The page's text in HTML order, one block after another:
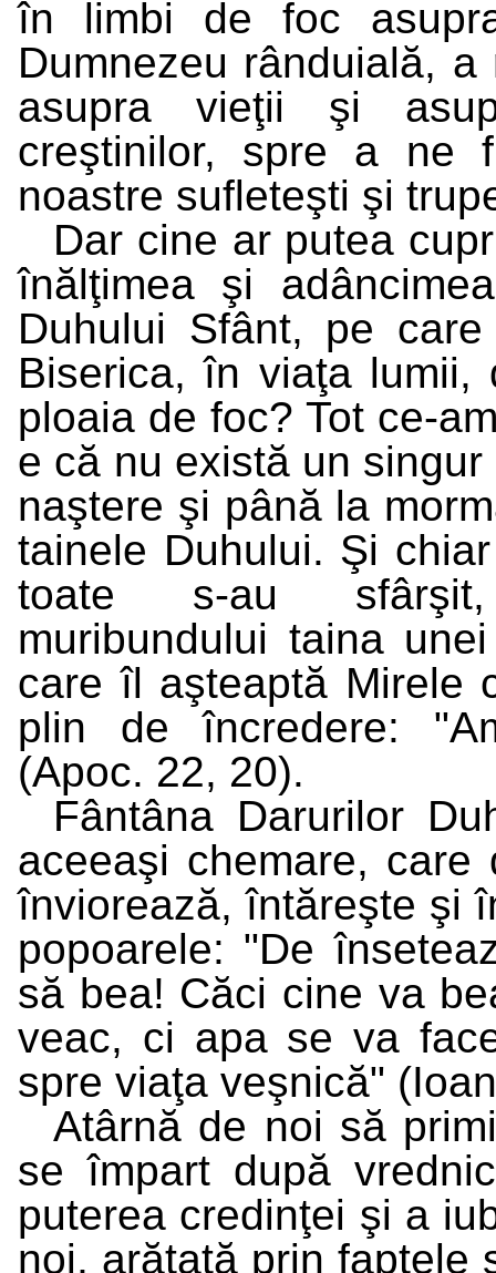
în limbi de foc
Dumnezeu rânduială,
asupra vieţii şi
creştinilor, spre a ne
noastre sufleteşti şi
Dar cine ar putea
înălţimea şi
Duhului Sfânt, pe
Biserica, în viaţa lumii,
ploaia de foc? Tot ce-
e că nu există un
naştere şi până la
tainele Duhului. Şi
toate s-au sfârşit,
muribundului taina
care îl aşteaptă Mirele
plin de încredere:
(Apoc. 22, 20).
Fântâna Darurilor
aceeaşi chemare,
înviorează, întăreşte şi
popoarele: "De
să bea! Căci cine va
veac, ci apa se va
spre viaţa veşnică"
Atârnă de noi să
se împart după
puterea credinţei şi a
noi, arătată prin faptele